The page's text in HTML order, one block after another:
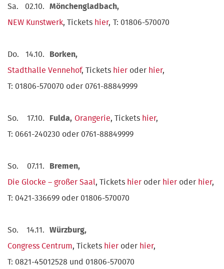
Sa. 02.10. Mönchengladbach,
NEW Kunstwerk, Tickets hier, T: 01806-570070
Do. 14.10. Borken,
Stadthalle Vennehof, Tickets hier oder hier,
T: 01806-570070 oder 0761-88849999
So. 17.10. Fulda, Orangerie, Tickets hier,
T: 0661-240230 oder 0761-88849999
So. 07.11. Bremen,
Die Glocke – großer Saal, Tickets hier oder hier oder hier,
T: 0421-336699 oder 01806-570070
So. 14.11. Würzburg,
Congress Centrum, Tickets hier oder hier,
T: 0821-45012528 und 01806-570070